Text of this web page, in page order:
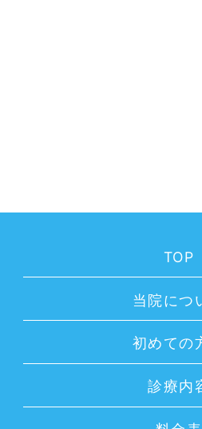
TOP
当院につ
初めての
診療内